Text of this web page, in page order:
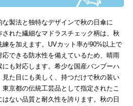
製法と独特なデザインで秋の日傘に
れた繊細なマドラスチェック柄は、秋
を加えます。UVカット率が90%以上で
できる防水性を備えているため、晴雨
も対応します。希少な国産バンブーハ
た目にも美しく、持つだけで秋の装い
京都の伝統工芸品として指定されたこ
ない品質と耐久性を誇ります。秋の日